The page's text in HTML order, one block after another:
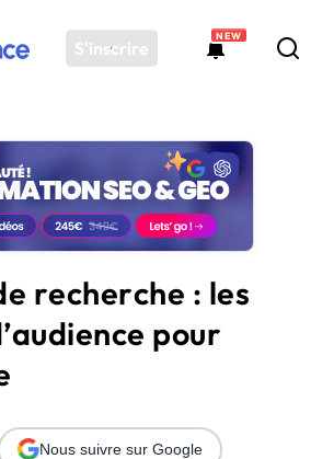
S'inscrire
NEW
recherche : les
pour
Nous suivre sur Google